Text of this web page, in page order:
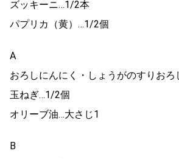
ズッキーニ…1/2本
パプリカ（黄）…1/2個
A
おろしにんにく・しょうがのすりおろ
玉ねぎ…1/2個
オリーブ油…大さじ1
B